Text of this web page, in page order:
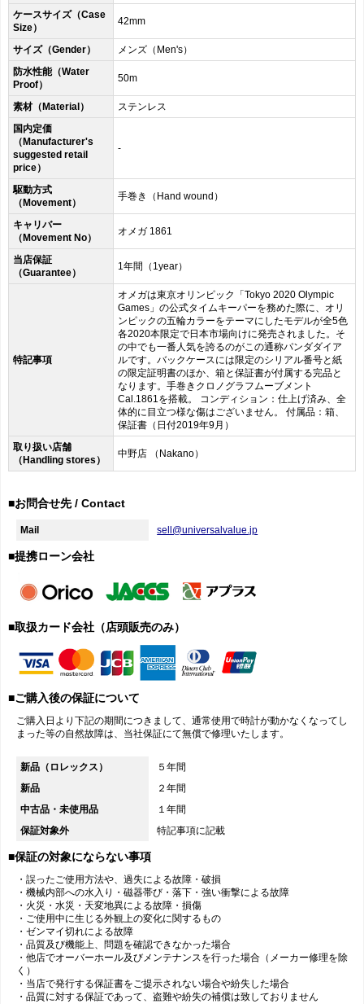
ケースサイズ（Case
Size）
42mm
サイズ（Gender）
メンズ（Men's）
防水性能（Water
Proof）
50m
素材（Material）
ステンレス
国内定価
（Manufacturer's
suggested retail
price）
-
駆動方式
（Movement）
手巻き（Hand wound）
キャリバー
（Movement No）
オメガ 186 1
当店保証
（Guarantee）
1年間（1year）
特記事項
オメガは東京オリンピック「Tokyo 2020 Olympic
Games」の公式タイムキーパーを務めた際に、オリ
ンピックの五輪カラーをテーマにしたモデルが全5色
各2020本限定で日本市場向けに発売されました。そ
の中でも一番人気を誇るのがこの通称パンダダイア
ルです。バックケースには限定のシリアル番号と紙
の限定証明書のほか、箱と保証書が付属する完品と
なります。手巻きクロノグラフムーブメント
Cal.1861を搭載。 コンディション：仕上げ済み、全
体的に目立つ様な傷はございません。 付属品：箱、
保証書（日付2019年9月）
取り扱い店舗
（Handling stores）
中野店 （Nakano）
■お問合せ先 / Contact
Mail sell@universalvalue.jp
■提携ローン会社
■取扱カード会社（店頭販売のみ）
■ご購入後の保証について
ご購入日より下記の期間につきまして、通常使用で時計が動かなくなってし
まった等の自然故障は、当社保証にて無償で修理いたします。
新品（ロレックス）
５年間
新品
２年間
中古品・未使用品
１年間
保証対象外
特記事項に記載
■保証の対象にならない事項
・誤ったご使用方法や、過失による故障・破損
・機械内部への水入り・磁器帯び・落下・強い衝撃による故障
・火災・水災・天変地異による故障・損傷
・ご使用中に生じる外観上の変化に関するもの
・ゼンマイ切れによる故障
・品質及び機能上、問題を確認できなかった場合
・他店でオーバーホール及びメンテナンスを行った場合（メーカー修理を除
く）
・当店で発行する保証書をご提示されない場合や紛失した場合
・品質に対する保証であって、盗難や紛失の補償は致しておりません